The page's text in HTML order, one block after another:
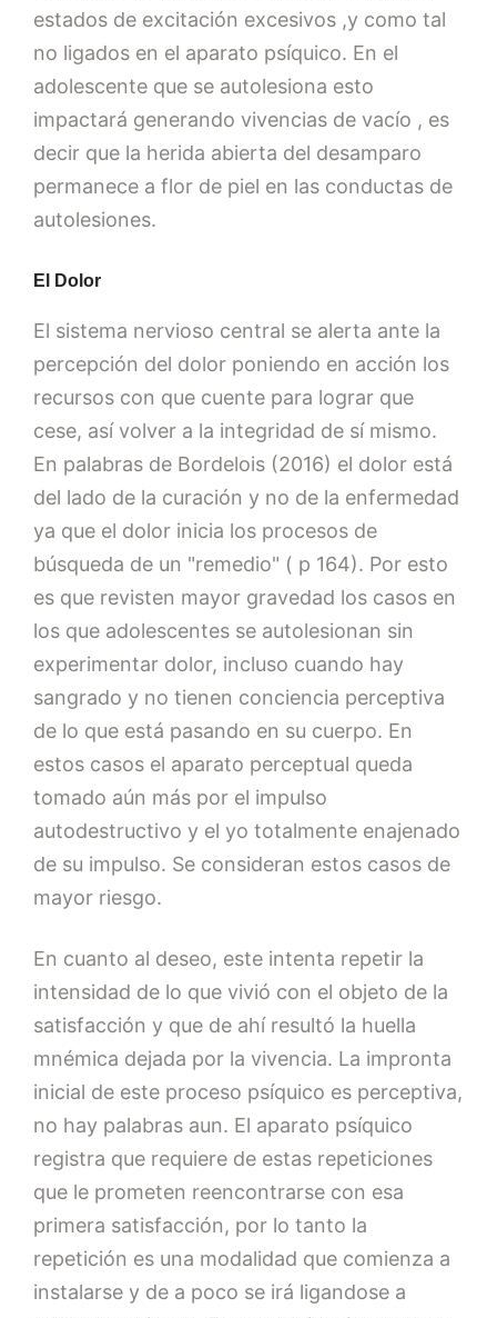
estados de excitación excesivos ,y como tal
no ligados en el aparato psíquico. En el
adolescente que se autolesiona esto
impactará generando vivencias de vacío , es
decir que la herida abierta del desamparo
permanece a flor de piel en las conductas de
autolesiones.
El Dolor
El sistema nervioso central se alerta ante la
percepción del dolor poniendo en acción los
recursos con que cuente para lograr que
cese, así volver a la integridad de sí mismo.
En palabras de Bordelois (2016) el dolor está
del lado de la curación y no de la enfermedad
ya que el dolor inicia los procesos de
búsqueda de un "remedio" ( p 164). Por esto
es que revisten mayor gravedad los casos en
los que adolescentes se autolesionan sin
experimentar dolor, incluso cuando hay
sangrado y no tienen conciencia perceptiva
de lo que está pasando en su cuerpo. En
estos casos el aparato perceptual queda
tomado aún más por el impulso
autodestructivo y el yo totalmente enajenado
de su impulso. Se consideran estos casos de
mayor riesgo.
En cuanto al deseo, este intenta repetir la
intensidad de lo que vivió con el objeto de la
satisfacción y que de ahí resultó la huella
mnémica dejada por la vivencia. La impronta
inicial de este proceso psíquico es perceptiva,
no hay palabras aun. El aparato psíquico
registra que requiere de estas repeticiones
que le prometen reencontrarse con esa
primera satisfacción, por lo tanto la
repetición es una modalidad que comienza a
instalarse y de a poco se irá ligandose a